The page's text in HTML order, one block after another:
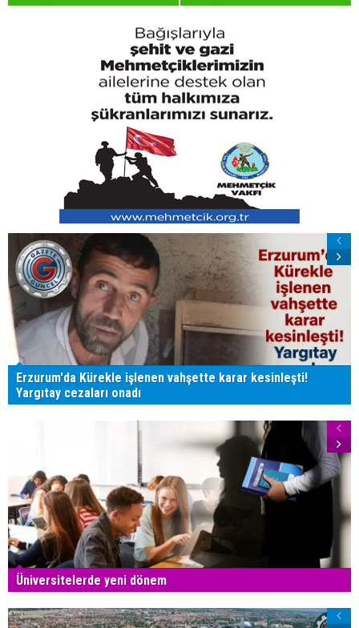
Erzurum'da Kürekle işlenen vahşette karar kesinleşti!
Yargıtay cezaları onadı
Üniversitelerde yeni dönem